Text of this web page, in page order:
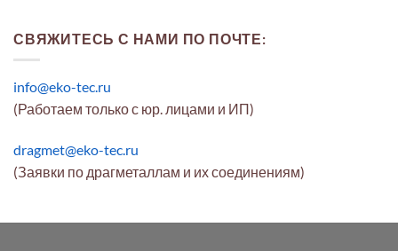
СВЯЖИТЕСЬ С НАМИ ПО ПОЧТЕ:
info@eko-tec.ru
(Работаем только с юр. лицами и ИП)
dragmet@eko-tec.ru
(Заявки по драгметаллам и их соединениям)